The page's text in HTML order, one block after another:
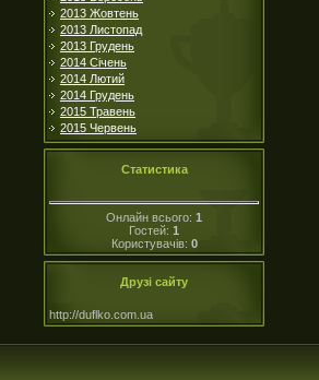
2013 Жовтень
2013 Листопад
2013 Грудень
2014 Січень
2014 Лютий
2014 Грудень
2015 Травень
2015 Червень
Статистика
Онлайн всього: 1
Гостей: 1
Користувачів: 0
Друзі сайту
http://duflko.com.ua